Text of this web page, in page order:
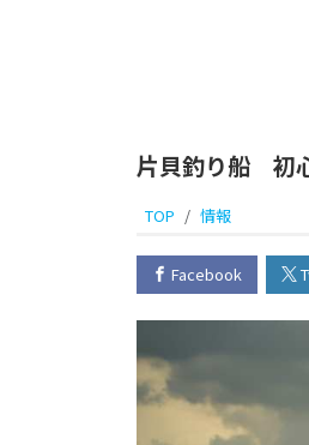
片貝釣り船 初
TOP 情報
Facebook